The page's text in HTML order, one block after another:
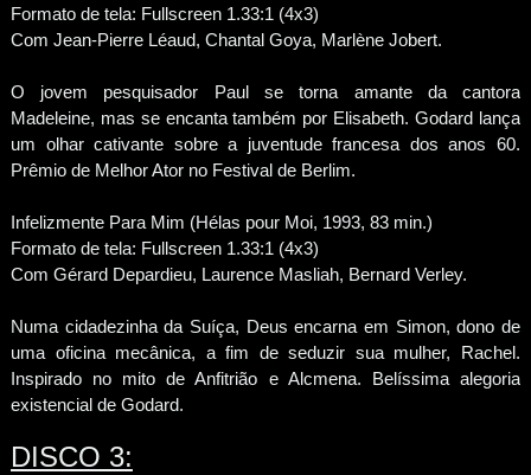
Formato de tela: Fullscreen 1.33:1 (4x3)
Com Jean-Pierre Léaud, Chantal Goya, Marlène Jobert.
O jovem pesquisador Paul se torna amante da cantora
Madeleine, mas se encanta também por Elisabeth. Godard lança
um olhar cativante sobre a juventude francesa dos anos 60.
Prêmio de Melhor Ator no Festival de Berlim.
Infelizmente Para Mim (Hélas pour Moi, 1993, 83 min.)
Formato de tela: Fullscreen 1.33:1 (4x3)
Com Gérard Depardieu, Laurence Masliah, Bernard Verley.
Numa cidadezinha da Suíça, Deus encarna em Simon, dono de
uma oficina mecânica, a fim de seduzir sua mulher, Rachel.
Inspirado no mito de Anfitrião e Alcmena. Belíssima alegoria
existencial de Godard.
DISCO 3: